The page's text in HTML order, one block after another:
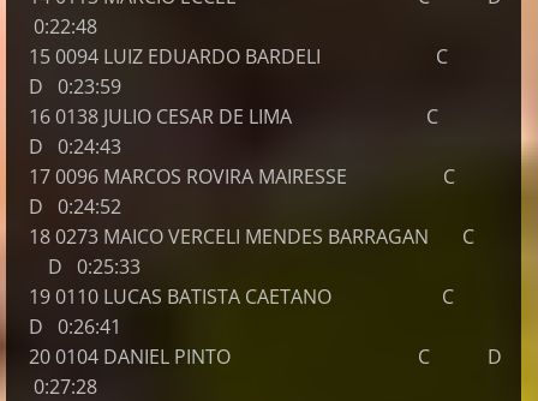
0:22:48
15 0094 LUIZ EDUARDO BARDELI C
D 0:23:59
16 0138 JULIO CESAR DE LIMA C
D 0:24:43
17 0096 MARCOS ROVIRA MAIRESSE C
D 0:24:52
18 0273 MAICO VERCELI MENDES BARRAGAN C
D 0:25:33
19 0110 LUCAS BATISTA CAETANO C
D 0:26:41
20 0104 DANIEL PINTO C D
0:27:28